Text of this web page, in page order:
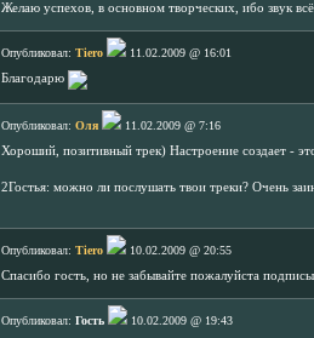
Желаю успехов, в основном творческих, ибо звук
Опубликовал: Tiero
11.02.2009 @ 16:01
Благодарю
Опубликовал: Оля
11.02.2009 @ 7:16
Хороший, позитивный трек) Настроение создает -
2Гостья: можно ли послушать твои треки? Очень
Опубликовал: Tiero
10.02.2009 @ 20:55
Спасибо гость, но не забывайте пожалуйста
Опубликовал: Гость
10.02.2009 @ 19:43